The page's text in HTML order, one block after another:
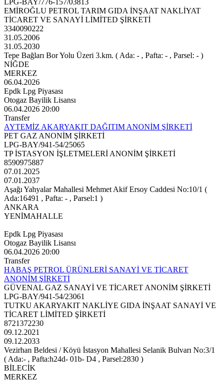
LPG-BAY/776-157/03813
EMİROĞLU PETROL TARIM GIDA İNŞAAT NAKLİYAT
TİCARET VE SANAYİ LİMİTED ŞİRKETİ
3340090222
31.05.2006
31.05.2030
Tepe Bağları Bor Yolu Üzeri 3.km. ( Ada: - , Pafta: - , Parsel: - )
NİĞDE
MERKEZ
06.04.2026
Epdk Lpg Piyasası
Otogaz Bayilik Lisansı
06.04.2026 20:00
Transfer
AYTEMİZ AKARYAKIT DAĞITIM ANONİM ŞİRKETİ
PET GAZ ANONİM ŞİRKETİ
LPG-BAY/941-54/25065
TP İSTASYON İŞLETMELERİ ANONİM ŞİRKETİ
8590975887
07.01.2025
07.01.2037
Aşağı Yahyalar Mahallesi Mehmet Akif Ersoy Caddesi No:10/1 (
Ada:16491 , Pafta: - , Parsel:1 )
ANKARA
YENİMAHALLE
Epdk Lpg Piyasası
Otogaz Bayilik Lisansı
06.04.2026 20:00
Transfer
HABAŞ PETROL ÜRÜNLERİ SANAYİ VE TİCARET
ANONİM ŞİRKETİ
GÜVENAL GAZ SANAYİ VE TİCARET ANONİM ŞİRKETİ
LPG-BAY/941-54/23061
TUTKU AKARYAKIT NAKLİYE GIDA İNŞAAT SANAYİ VE
TİCARET LİMİTED ŞİRKETİ
8721372230
09.12.2021
09.12.2033
Vezirhan Beldesi / Köyü İstasyon Mahallesi Selanik Bulvarı No:3/1
( Ada:- , Pafta:h24d- 01b- D4 , Parsel:2830 )
BİLECİK
MERKEZ